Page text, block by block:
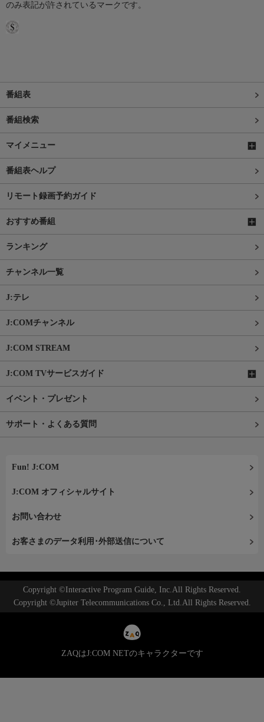
のみ表記が許されているマークです。
番組表
番組検索
マイメニュー
番組表ヘルプ
リモート録画予約ガイド
おすすめ番組
ランキング
チャンネル一覧
J:テレ
J:COMチャンネル
J:COM STREAM
J:COM TVサービスガイド
イベント・プレゼント
サポート・よくある質問
Fun! J:COM
J:COM オフィシャルサイト
お問い合わせ
お客さまのデータ利用･外部送信について
Copyright ©Interactive Program Guide, Inc.All Rights Reserved.
Copyright ©Jupiter Telecommunications Co., Ltd.All Rights Reserved.
ZAQはJ:COM NETのキャラクターです